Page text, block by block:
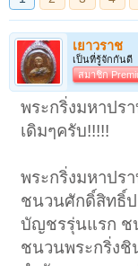
เยาวราช
เป็นที่รู้จักกันดี
สมาชิก
พระกริ่งมหาปร
เดิมๆครับ!!!!!​
พระกริ่งมหาปร
ชนวนศักดิ์สิทธิ์
บัญชรรุ่นแรก ช
ชนวนพระกริ่ง